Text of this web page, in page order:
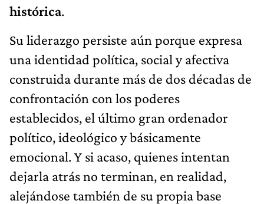
histórica.
Su liderazgo persiste aún porque expresa
una identidad política, social y afectiva
construida durante más de dos décadas de
confrontación con los poderes
establecidos, el último gran ordenador
político, ideológico y básicamente
emocional. Y si acaso, quienes intentan
dejarla atrás no terminan, en realidad,
alejándose también de su propia base